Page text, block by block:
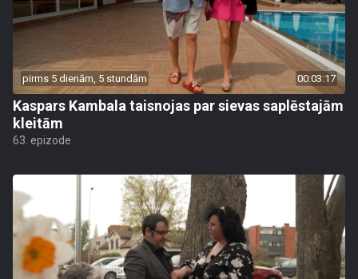
pirms 5 dienām, 5 stundām 00:03:17
Kaspars Kambala taisnojas par sievas saplēstajām
kleitām
63. epizode